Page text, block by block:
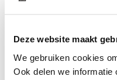
Deze website maakt
We gebruiken cookies
Ook delen we informatie
ING Sector Banker Dirk
verkoopt voor kamperen